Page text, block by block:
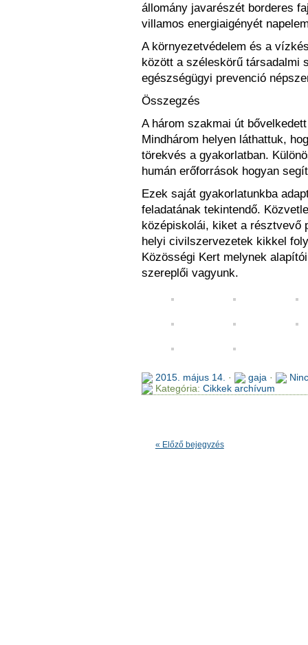
állomány javarészét borderes
villamos energiaigényét
A környezetvédelem és a
között a széleskörű társadalmi
egészségügyi prevenció
Összegzés
A három szakmai út
Mindhárom helyen láthattuk,
törekvés a gyakorlatban.
humán erőforrások hogyan
Ezek saját gyakorlatunkba
feladatának tekintendő.
középiskolái, kiket a résztvevő
helyi civilszervezetek kikkel
Közösségi Kert melynek
szereplői vagyunk.
2015. május 14. · gaja ·
Kategória: Cikkek archívum
« Előző bejegyzés